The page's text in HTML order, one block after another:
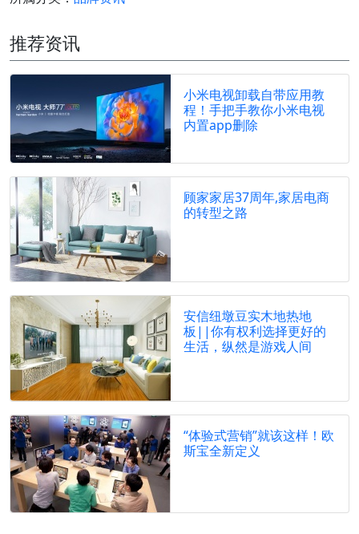
推荐资讯
小米电视卸载自带应用教
程！手把手教你小米电视
内置app删除
顾家家居37周年,家居电商
的转型之路
安信纽墩豆实木地热地
板||你有权利选择更好的
生活，纵然是游戏人间
“体验式营销”就该这样！欧
斯宝全新定义